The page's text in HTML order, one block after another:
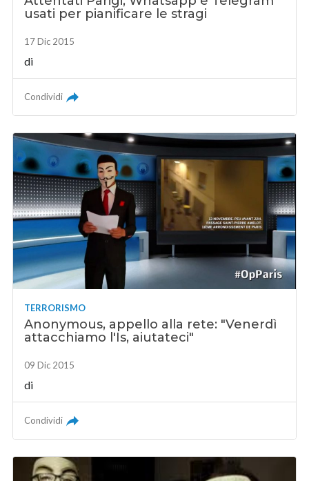
usati per pianificare le stragi
17 Dic 2015
di
Condividi
TERRORISMO
Anonymous, appello alla rete: "Venerdì
attacchiamo l'Is, aiutateci"
09 Dic 2015
di
Condividi